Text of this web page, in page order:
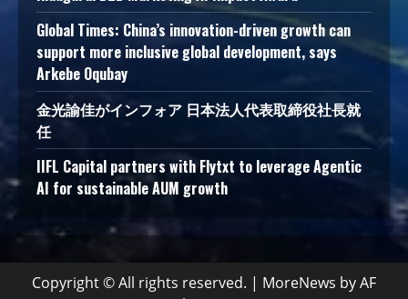
Global Times: China’s innovation-driven growth can
support more inclusive global development, says
Arkebe Oqubay
金光諭佳がインフォア 日本法人代表取締役社長就
任
IIFL Capital partners with Flytxt to leverage Agentic
AI for sustainable AUM growth
Copyright © All rights reserved. | MoreNews by AF